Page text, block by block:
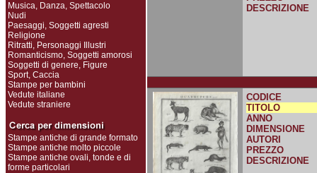
Musica, Danza, Spettacolo
Nudi
Paesaggi, Soggetti agresti
Religione
Ritratti, Personaggi Illustri
Romanticismo, Soggetti amorosi
Soggetti di genere, Figure
Sport, Caccia
Stampe per bambini
Vedute italiane
Vedute straniere
Stampe antiche di grande formato
Stampe antiche molto piccole
Stampe antiche ovali, tonde e di
forme particolari
DESCRIZIONE
CODICE
TITOLO
ANNO
DIMENSIONE
AUTORI
PREZZO
DESCRIZIONE